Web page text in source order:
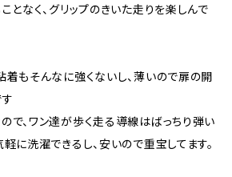
となく、グリップのきいた走りを楽しんで
着もそんなに強くないし、薄いので扉の開
で、ワン達が歩く走る導線はばっちり弾い
に洗濯できるし、安いので重宝してます。